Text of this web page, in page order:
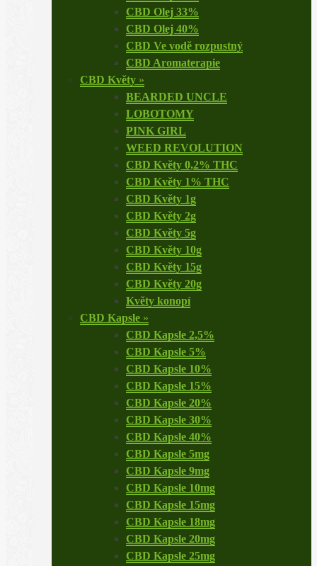
CBD Olej 33%
CBD Olej 40%
CBD Ve vodě rozpustný
CBD Aromaterapie
CBD Květy »
BEARDED UNCLE
LOBOTOMY
PINK GIRL
WEED REVOLUTION
CBD Květy 0,2% THC
CBD Květy 1% THC
CBD Květy 1g
CBD Květy 2g
CBD Květy 5g
CBD Květy 10g
CBD Květy 15g
CBD Květy 20g
Květy konopí
CBD Kapsle »
CBD Kapsle 2,5%
CBD Kapsle 5%
CBD Kapsle 10%
CBD Kapsle 15%
CBD Kapsle 20%
CBD Kapsle 30%
CBD Kapsle 40%
CBD Kapsle 5mg
CBD Kapsle 9mg
CBD Kapsle 10mg
CBD Kapsle 15mg
CBD Kapsle 18mg
CBD Kapsle 20mg
CBD Kapsle 25mg